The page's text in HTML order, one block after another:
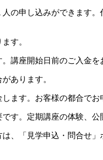
の申し込みができます
す。
講座開始日前のご入金を
あります。
ます。お客様の都合で
す。定期講座の体験、公
、「見学申込・問合せ